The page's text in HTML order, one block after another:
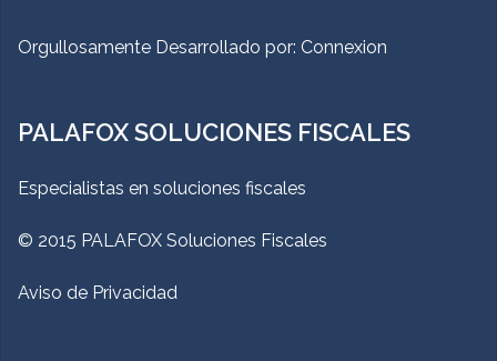
Orgullosamente Desarrollado por: Connexion
PALAFOX SOLUCIONES FISCALES
Especialistas en soluciones fiscales
© 2015 PALAFOX Soluciones Fiscales
Aviso de Privacidad